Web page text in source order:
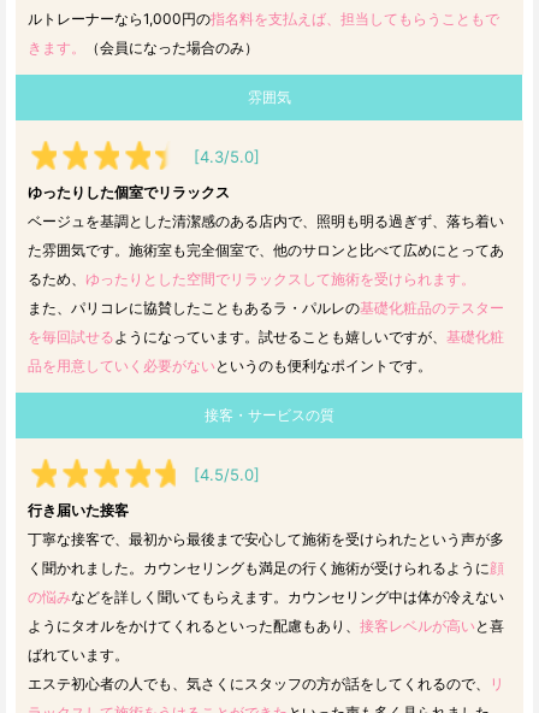
ルトレーナーなら1,000円の指名料を支払えば、担当してもらうこともで
きます。
（会員になった場合のみ）
雰囲気
[4.3/5.0]
ゆったりした個室でリラックス
ベージュを基調とした清潔感のある店内で、照明も明る過ぎず、落ち着い
た雰囲気です。施術室も完全個室で、他のサロンと比べて広めにとってあ
るため、 ゆったりとした空間でリラックスして施術を受けられます。
また、パリコレに協賛したこともあるラ・パルレの基礎化粧品のテスター
を毎回試せる ようになっています。試せることも嬉しいですが、 基礎化粧
品を用意していく必要がないというのも便利なポイントです。
接客・サービスの質
[4.5/5.0]
行き届いた接客
丁寧な接客で、最初から最後まで安心して施術を受けられたという声が多
く聞かれました。カウンセリングも満足の行く施術が受けられるように顔
の悩みなどを詳しく聞いてもらえます。カウンセリング中は体が冷えない
ようにタオルをかけてくれるといった配慮もあり、 接客レベルが高いと喜
ばれています。
エステ初心者の人でも、気さくにスタッフの方が話をしてくれるので、
リ